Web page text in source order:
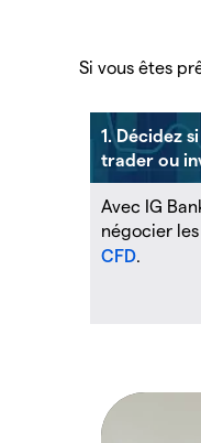
Si vous êtes
1. Décidez
trader ou
Avec IG
négocier
CFD.